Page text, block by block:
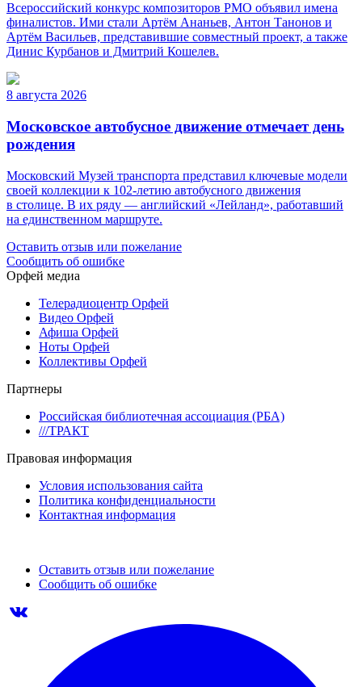
Всероссийский конкурс композиторов РМО объявил имена
финалистов. Ими стали Артём Ананьев, Антон Танонов и
Артём Васильев, представившие совместный проект, а также
Динис Курбанов и Дмитрий Кошелев.
8 августа 2026
Московское автобусное движение отмечает день
рождения
Московский Музей транспорта представил ключевые модели
своей коллекции к 102-летию автобусного движения
в столице. В их ряду — английский «Лейланд», работавший
на единственном маршруте.
Оставить отзыв или пожелание
Сообщить об ошибке
Орфей медиа
Телерадиоцентр Орфей
Видео Орфей
Афиша Орфей
Ноты Орфей
Коллективы Орфей
Партнеры
Российская библиотечная ассоциация (РБА)
///ТРАКТ
Правовая информация
Условия использования сайта
Политика конфиденциальности
Контактная информация
Оставить отзыв или пожелание
Сообщить об ошибке